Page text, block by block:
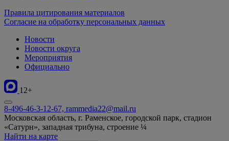
Правила цитирования материалов
Согласие на обработку персональных данных
Новости
Новости округа
Мероприятия
Официально
12+
8-496-46-3-12-67, rammedia22@mail.ru
Московская область, г. Раменское, городской парк, стадион
«Сатурн», западная трибуна, строение ¼
Найти на карте